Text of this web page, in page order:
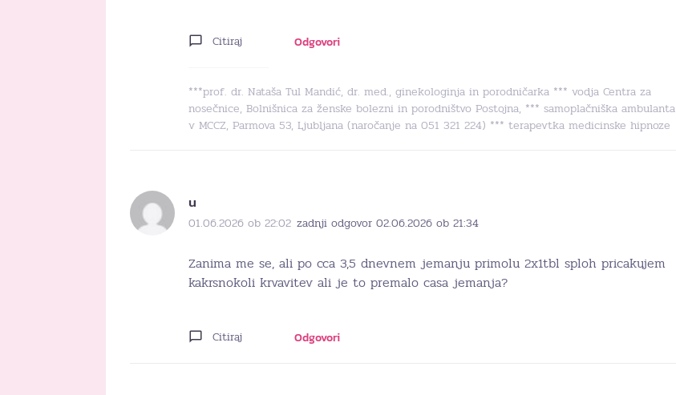
Citiraj Odgovori
***prof. dr. Nataša Tul Mandić, dr. med., ginekologinja in porodničarka *** vodja Centra za
nosečnice, Bolnišnica za ženske bolezni in porodništvo Postojna, *** samoplačniška ambulanta
v MCCZ, Parmova 53, Ljubljana (naročanje na 051 321 224) *** terapevtka medicinske hipnoze
u
01.06.2026 ob 22:02 zadnji odgovor 02.06.2026 ob 21:34
Zanima me se, ali po cca 3,5 dnevnem jemanju primolu 2x1tbl sploh pricakujem
kakrsnokoli krvavitev ali je to premalo casa jemanja?
Citiraj Odgovori